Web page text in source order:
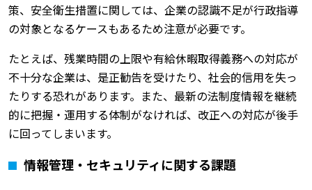
策、安全衛生措置に関しては、企業の認識不足が行政指導
の対象となるケースもあるため注意が必要です。
たとえば、残業時間の上限や有給休暇取得義務への対応が
不十分な企業は、是正勧告を受けたり、社会的信用を失っ
たりする恐れがあります。また、最新の法制度情報を継続
的に把握・運用する体制がなければ、改正への対応が後手
に回ってしまいます。
情報管理・セキュリティに関する課題